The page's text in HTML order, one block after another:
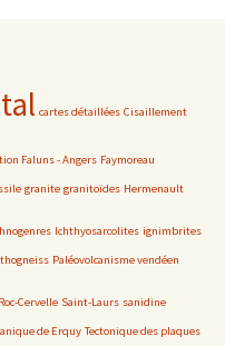
cartes détaillées Cisaillement
Faluns - Angers Faymoreau
granite granitoïdes Hermenault
Ichthyosarcolites ignimbrites
Paléovolcanisme vendéen
Roc-Cervelle Saint-Laurs sanidine
de Erquy Tectonique des plaques